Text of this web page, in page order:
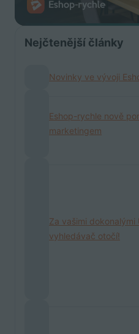
Nejčtenější články
Novinky ve vývoji
Eshop-rychle nově
marketingem
Za vašimi dokonalými
vyhledávač otočí!